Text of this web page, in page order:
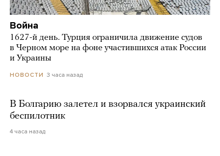
Война
1627-й день. Турция ограничила движение судов
в Черном море на фоне участившихся атак России
и Украины
НОВОСТИ 3 часа назад
В Болгарию залетел и взорвался украинский
беспилотник
4 часа назад